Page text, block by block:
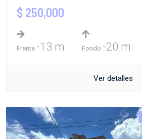
$ 250,000
Frente -13 m Fondo -20 m
Ver detalles